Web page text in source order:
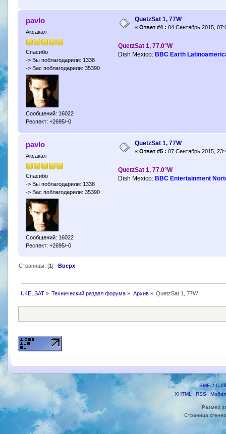
pavlo
Аксакал
Спасибо
-> Вы поблагодарили: 1338
-> Вас поблагодарили: 35390
Сообщений: 16022
Респект: +2695/-0
QuetzSat 1, 77W
« Ответ #4 : 04 Сентябрь 2015,
QuetzSat 1, 77.0°W
Dish Mexico:BBC Earth
pavlo
Аксакал
Спасибо
-> Вы поблагодарили: 1338
-> Вас поблагодарили: 35390
Сообщений: 16022
Респект: +2695/-0
QuetzSat 1, 77W
« Ответ #5 : 07 Сентябрь 2015,
QuetzSat 1, 77.0°W
Dish Mexico:BBC Entertainment
Страницы: [1 ] Вверх
U4ELSAT» Технический раздел форума » Архив» QuetzSat 1, 77W
SMF 2.0.18
XHTML
RSS
Размер
Страница